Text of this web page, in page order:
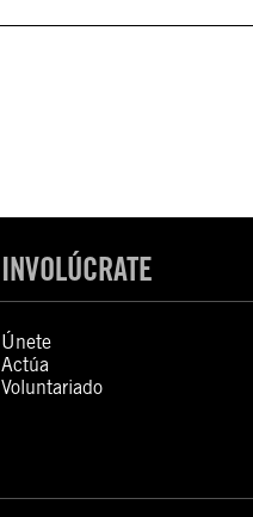
INVOLÚCRATE
Únete
Actúa
Voluntariado